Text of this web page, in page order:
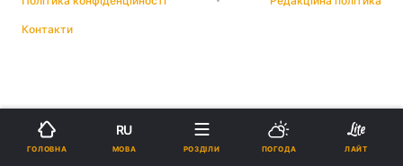
Контакти
ГОЛОВНА
RU
МОВА РОЗДІЛИ ПОГОДА ЛАЙТ